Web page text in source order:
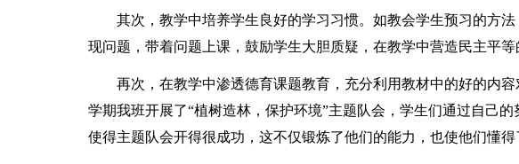
其次，教学中培养学生良好的学习习惯。如教会学生预习的方法
现问题，带着问题上课，鼓励学生大胆质疑，在教学中营造民主平等
再次，在教学中渗透德育课题教育，充分利用教材中的好的内容
学期我班开展了“植树造林，保护环境”主题队会，学生们通过自己的
使得主题队会开得很成功，这不仅锻炼了他们的能力，也使他们懂得